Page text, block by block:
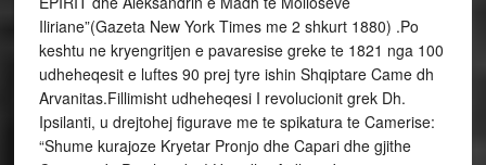
Iliriane”(Gazeta New York Times me 2 shkurt 1880) .Po
keshtu ne kryengritjen e pavaresise greke te 1821 nga 100
udheheqesit e luftes 90 prej tyre ishin Shqiptare Came dh
Arvanitas.Fillimisht udheheqesi I revolucionit grek Dh.
Ipsilanti, u drejtohej figurave me te spikatura te Camerise:
“Shume kurajoze Kryetar Pronjo dhe Capari dhe gjithe